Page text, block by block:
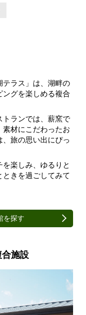
テラス」は、湖畔の
グを楽しめる複合
トランでは、薪窯で
材にこだわったお
旅の思い出にぴっ
楽しみ、ゆるりと
きを過ごしてみて
を探す
施設